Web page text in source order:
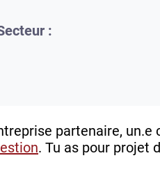
:
partenaire, un.e
. Tu as pour projet